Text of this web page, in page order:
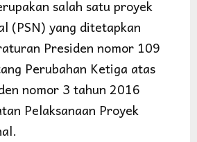
salah satu proyek
(PSN) yang ditetapkan
Presiden nomor 109
Perubahan Ketiga atas
nomor 3 tahun 2016
Pelaksanaan Proyek